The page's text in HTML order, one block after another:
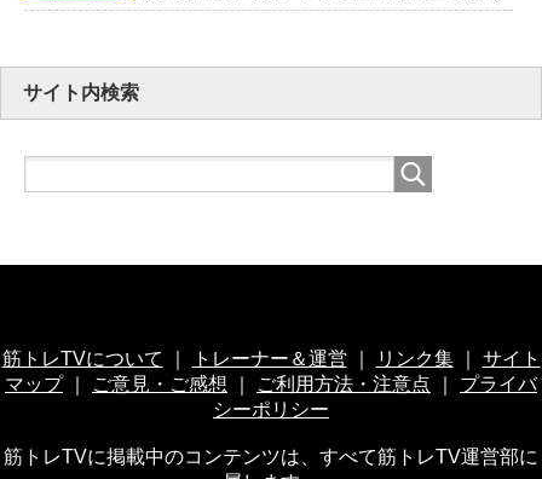
サイト内検索
筋トレTVについて トレーナー＆運営 リンク集｜ サイト
マップ｜ ご意見・ご感想 ご利用方法・注意点
プライバ
シーポリシー
筋トレTVに掲載中のコンテンツは、すべて筋トレTV運営部に